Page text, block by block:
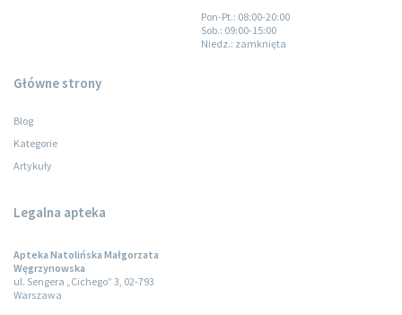
Pon-Pt.: 08:00-20:00
Sob.: 09:00-15:00
Niedz.: zamknięta
Główne strony
Blog
Kategorie
Artykuły
Legalna apteka
Apteka Natolińska Małgorzata
Węgrzynowska
ul. Sengera „Cichego” 3, 02-793
Warszawa